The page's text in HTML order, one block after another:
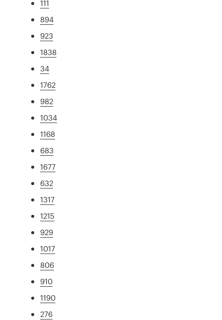
111
894
923
1838
34
1762
982
1034
1168
683
1677
632
1317
1215
929
1017
806
910
1190
276